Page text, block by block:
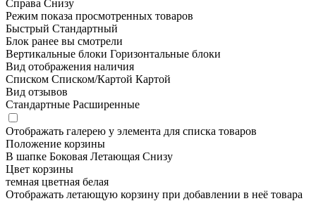
Справа Снизу
Режим показа просмотренных товаров
Быстрый Стандартный
Блок ранее вы смотрели
Вертикальные блоки Горизонтальные блоки
Вид отображения наличия
Списком Списком/Картой Картой
Вид отзывов
Стандартные Расширенные
Отображать галерею у элемента для списка товаров
Положение корзины
В шапке Боковая Летающая Снизу
Цвет корзины
темная цветная белая
Отображать летающую корзину при добавлении в неё товара